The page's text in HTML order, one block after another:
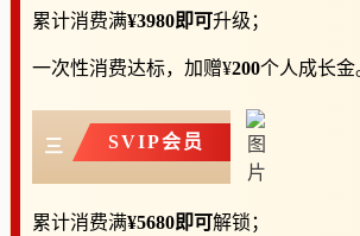
累计消费满¥3980即可升级；
一次性消费达标，加赠¥200个人成长金
三 SVIP会员
累计消费满¥5680即可解锁；